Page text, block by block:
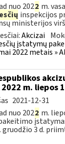
nuo 2022 m.
inspekcijos
ministerijos
Akcizai
įstatymų
2022 metais »
m. liepos
2021-12-31
nuo 2022 m.
3 d.